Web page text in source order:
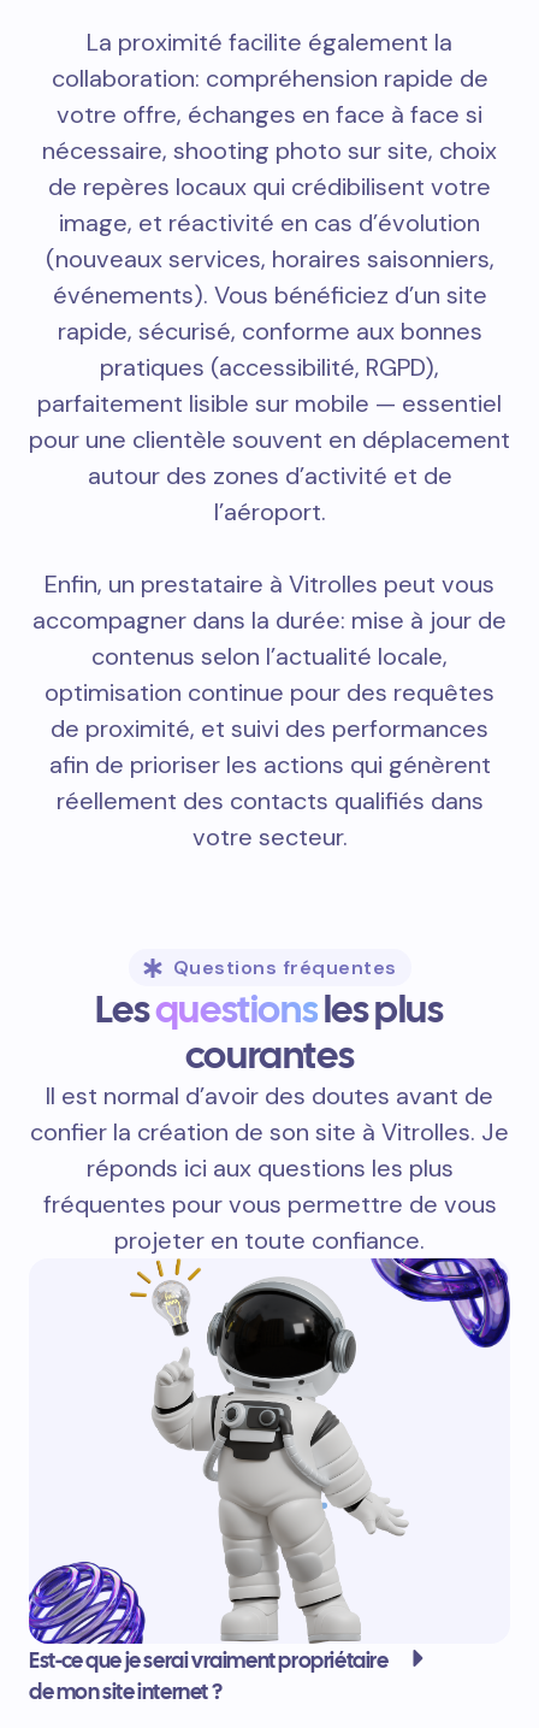
La proximité facilite également la
collaboration: compréhension rapide de
votre offre, échanges en face à face si
nécessaire, shooting photo sur site, choix
de repères locaux qui crédibilisent votre
image, et réactivité en cas d’évolution
(nouveaux services, horaires saisonniers,
événements). Vous bénéficiez d’un site
rapide, sécurisé, conforme aux bonnes
pratiques (accessibilité, RGPD),
parfaitement lisible sur mobile — essentiel
pour une clientèle souvent en déplacement
autour des zones d’activité et de
l’aéroport.
Enfin, un prestataire à Vitrolles peut vous
accompagner dans la durée: mise à jour de
contenus selon l’actualité locale,
optimisation continue pour des requêtes
de proximité, et suivi des performances
afin de prioriser les actions qui génèrent
réellement des contacts qualifiés dans
votre secteur.
Questions fréquentes
Lesquestionsles plus
courantes
Il est normal d’avoir des doutes avant de
confier la création de son site à Vitrolles. Je
réponds ici aux questions les plus
fréquentes pour vous permettre de vous
projeter en toute confiance.
Est-ce que je serai vraiment propriétaire
de mon site internet ?